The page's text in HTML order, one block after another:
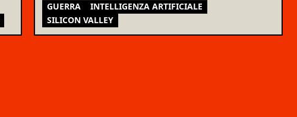
GUERRA
INTELLIGENZA ARTIFICIALE
SILICON VALLEY